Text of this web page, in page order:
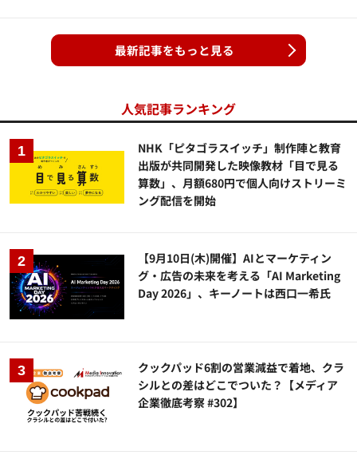
最新記事をもっと見る
人気記事ランキング
NHK「ピタゴラスイッチ」制作陣と教育
出版が共同開発した映像教材「目で見る
算数」、月額680円で個人向けストリーミ
ング配信を開始
【9月10日(木)開催】AIとマーケティン
グ・広告の未来を考える「AI Marketing
Day 2026」、キーノートは西口一希氏
クックパッド6割の営業減益で着地、クラ
シルとの差はどこでついた？【メディア
企業徹底考察 #302】